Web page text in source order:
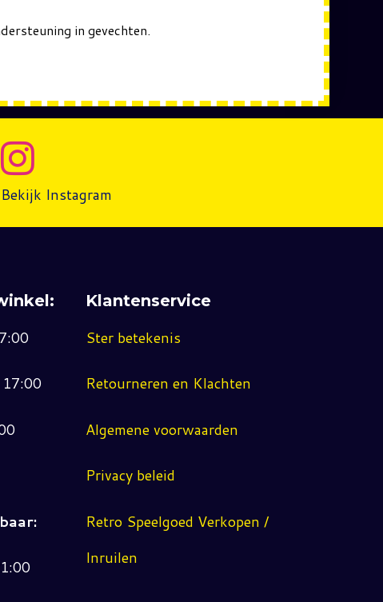
in gevechten.
Bekijk Instagram
Klantenservice
Ster betekenis
Retourneren en Klachten
Algemene voorwaarden
Privacy beleid
Retro Speelgoed Verkopen /
Inruilen